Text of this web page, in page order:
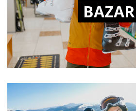
BAZAR